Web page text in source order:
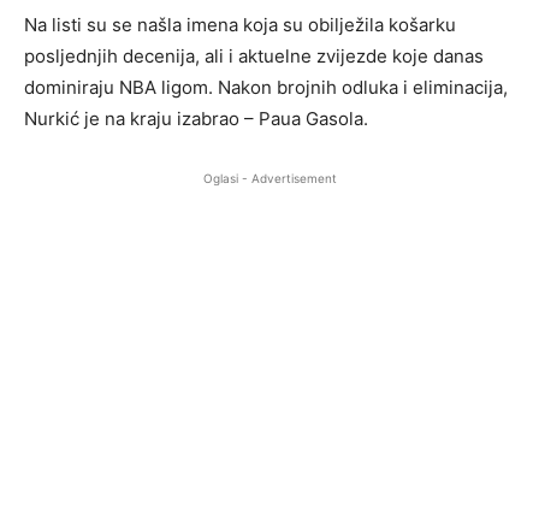
Na listi su se našla imena koja su obilježila košarku
posljednjih decenija, ali i aktuelne zvijezde koje danas
dominiraju NBA ligom. Nakon brojnih odluka i eliminacija,
Nurkić je na kraju izabrao – Paua Gasola.
Oglasi - Advertisement